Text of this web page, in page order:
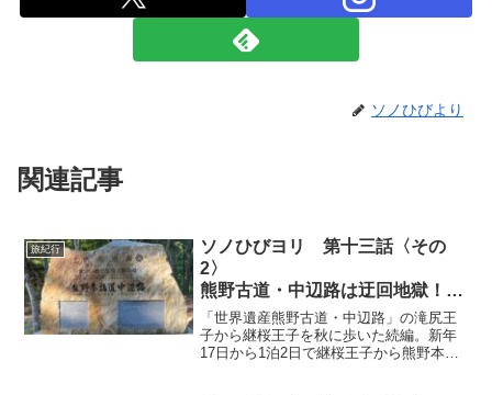
ソノひびより
関連記事
旅紀行
ソノひびヨリ 第十三話〈その
2〉
熊野古道・中辺路は迂回地獄！？
和歌山県 世界遺産熊野古道・中
辺路
「継桜王子〜農家民宿はる泊〜熊
「世界遺産熊野古道・中辺路」の滝尻王
子から継桜王子を秋に歩いた続編。新年
17日から1泊2日で継桜王子から熊野本宮